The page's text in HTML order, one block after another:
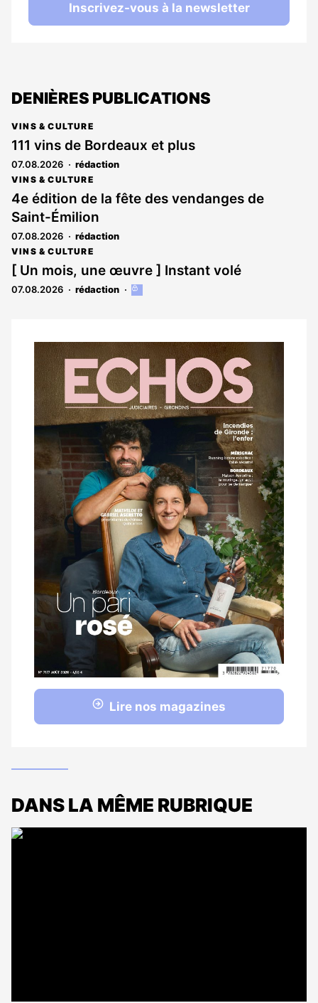
Inscrivez-vous à la newsletter
DENIÈRES PUBLICATIONS
VINS & CULTURE
111 vins de Bordeaux et plus
07.08.2026 rédaction
VINS & CULTURE
4e édition de la fête des vendanges de
Saint-Émilion
07.08.2026 rédaction
VINS & CULTURE
[ Un mois, une œuvre ] Instant volé
07.08.2026 rédaction
Cet
aux
abonnés
Notre
dernier
magazine
Lire nos magazines
DANS LA MÊME RUBRIQUE